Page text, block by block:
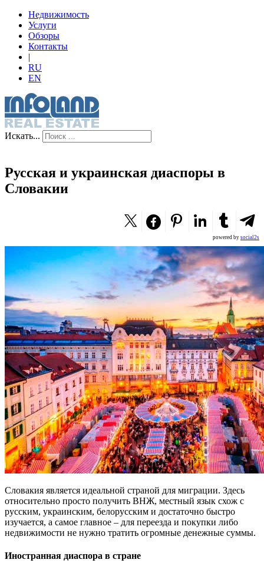
Недвижимость
Услуги
Обзоры
Контакты
|
RU
EN
Искать...
Русская и украинская диаспоры в
Словакии
powered by social2s
Словакия является идеальной страной для миграции. Здесь
относительно просто получить ВНЖ, местный язык схож с
русским, украинским, белорусским и достаточно быстро
изучается, а самое главное – для переезда и покупки либо
недвижимости не нужно тратить огромные денежные суммы.
Иностранная диаспора в стране